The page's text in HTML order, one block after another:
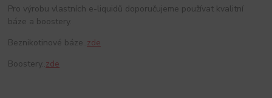
Pro výrobu vlastních e-liquidů doporučujeme používat kvalitní
báze a boostery.
Beznikotinové báze..zde
Boostery..zde